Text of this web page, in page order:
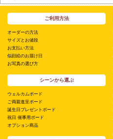
ご利用方法
オーダーの方法
サイズとお値段
お支払い方法
似顔絵のお届け日
お写真の選び方
シーンから選ぶ
ウェルカムボード
ご両親進呈ボード
誕生日プレゼントボード
祝日 催事用ボード
オプション商品